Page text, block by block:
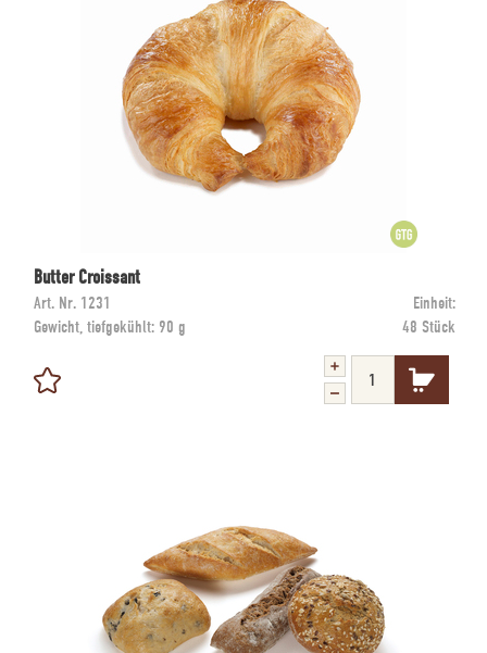
Butter Croissant
Art. Nr. 1231
Einheit:
Gewicht, tiefgekühlt: 90 g 48 Stück